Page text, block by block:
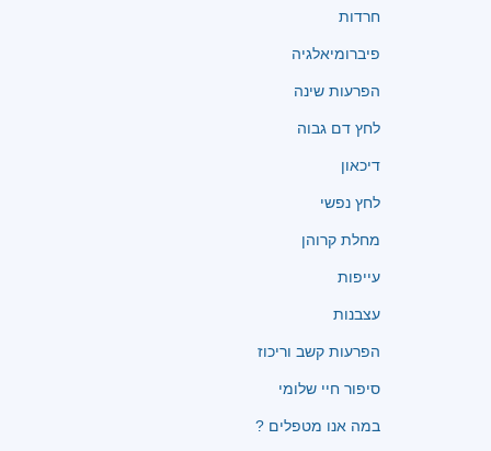
חרדות
פיברומיאלגיה
הפרעות שינה
לחץ דם גבוה
דיכאון
לחץ נפשי
מחלת קרוהן
עייפות
עצבנות
הפרעות קשב וריכוז
סיפור חיי שלומי
במה אנו מטפלים ?